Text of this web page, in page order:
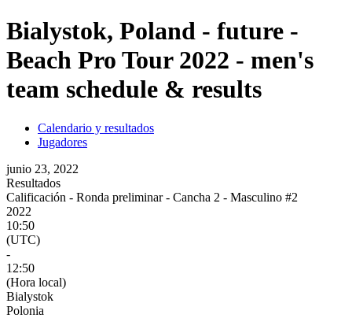
Bialystok, Poland - future -
Beach Pro Tour 2022 - men's
team schedule & results
Calendario y resultados
Jugadores
junio 23, 2022
Resultados
Calificación - Ronda preliminar - Cancha 2 - Masculino #2
2022
10:50
(UTC)
-
12:50
(Hora local)
Bialystok
Polonia